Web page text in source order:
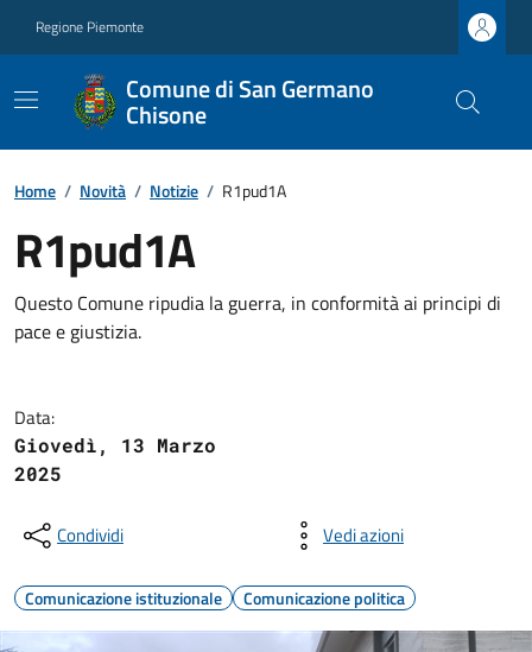
Regione Piemonte
Comune di San Germano
Chisone
Home / Novità / Notizie / R1pud1A
R1pud1A
Questo Comune ripudia la guerra, in conformità ai principi di
pace e giustizia.
Data:
Giovedì, 13 Marzo
2025
Condividi Vedi azioni
Comunicazione istituzionale Comunicazione politica